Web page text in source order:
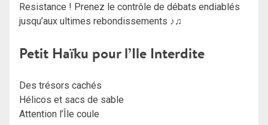
Resistance ! Prenez le contrôle de débats endiablés
jusqu’aux ultimes rebondissements ♪♫
Petit Haïku pour l’Ile Interdite
Des trésors cachés
Hélicos et sacs de sable
Attention l’Île coule